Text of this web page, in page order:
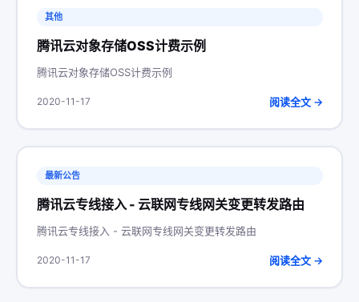
其他
腾讯云对象存储OSS计费示例
腾讯云对象存储OSS计费示例
2020-11-17 阅读全文 →
最新公告
腾讯云专线接入 - 云联网专线网关变更转发路由
腾讯云专线接入 - 云联网专线网关变更转发路由
2020-11-17 阅读全文 →